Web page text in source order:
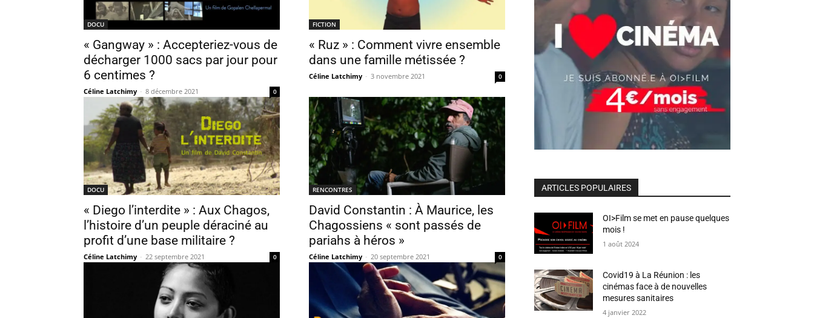
DOCU
« Gangway » : Accepteriez-vous de
décharger 1000 sacs par jour pour
6 centimes ?
Céline Latchimy - 8 décembre 2021 0
FICTION
« Ruz » : Comment vivre ensemble
dans une famille métissée ?
Céline Latchimy - 3 novembre 2021 0
DOCU
« Diego l’interdite » : Aux Chagos,
l’histoire d’un peuple déraciné au
profit d’une base militaire ?
Céline Latchimy - 22 septembre 2021 0
RENCONTRES
David Constantin : À Maurice, les
Chagossiens « sont passés de
pariahs à héros »
Céline Latchimy - 20 septembre 2021 0
ARTICLES POPULAIRES
OI>Film se met en pause quelques
mois !
1 août 2024
Covid19 à La Réunion : les
cinémas face à de nouvelles
mesures sanitaires
4 janvier 2022